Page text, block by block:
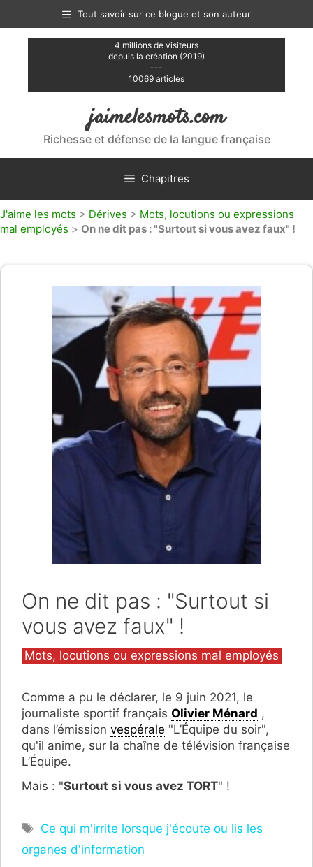
contenu
Tout savoir sur ce blogue et son auteur
4 millions de visiteurs
depuis la création (2019)
---
10069 articles
jaimelesmots.com
Richesse et défense de la langue française
Chapitres
J'aime les mots > Dérives > Mots, locutions ou expressions
mal employés > On ne dit pas : "Surtout si vous avez faux" !
On ne dit pas : "Surtout si
vous avez faux" !
Catégories
Mots, locutions ou expressions mal employés
Comme a pu le déclarer, le 9 juin 2021, le
journaliste sportif français Olivier Ménard ,
dans l’émission vespérale "L’Équipe du soir",
qu'il anime, sur la chaîne de télévision française
L’Équipe.
Mais : "Surtout si vous avez TORT" !
Étiquettes
Ce qui m'irrite lorsque j'écoute ou lis les
organes d'information